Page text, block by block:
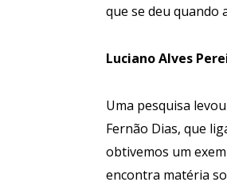
que se deu quando
Luciano Alves
Uma pesquisa
Fernão Dias, que
obtivemos um
encontra matéria